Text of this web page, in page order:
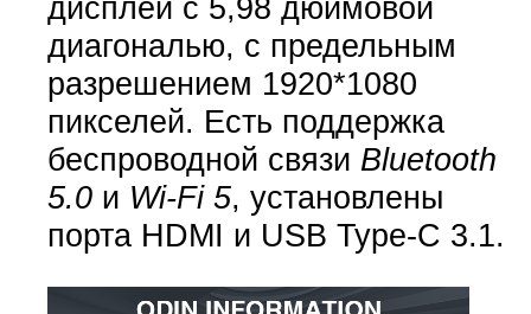
диагональю, с предельным
разрешением 1920*1080
пикселей. Есть поддержка
беспроводной связи Bluetooth
5.0и Wi-Fi 5, установлены
порта HDMI и USB Type-C 3.1.